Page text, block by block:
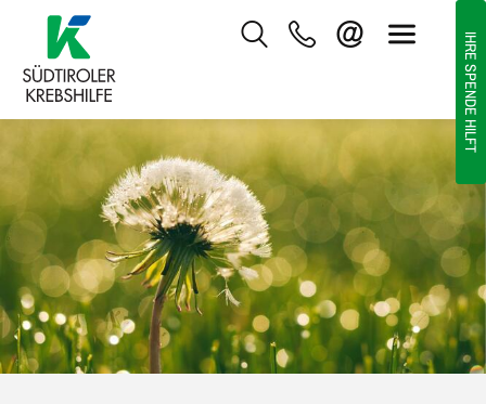
IHRE SPENDE HILFT